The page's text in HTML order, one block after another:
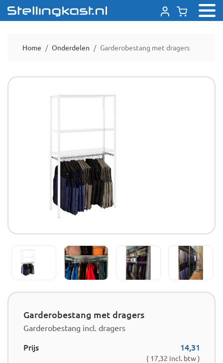
Home Onderdelen Garderobestang met dragers
Garderobestang met dragers
Garderobestang incl. dragers
Prijs 14,31
( 17,32 incl. btw )